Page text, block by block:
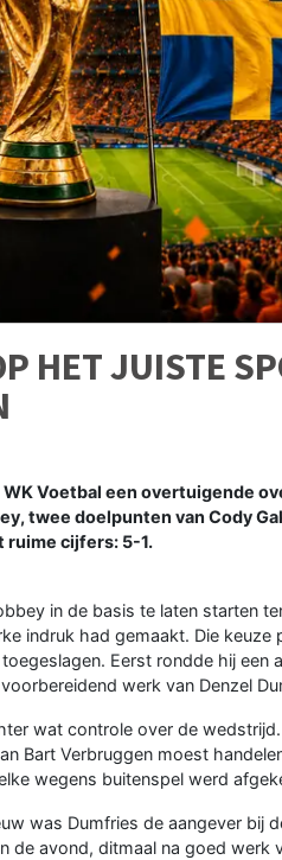
HET JUISTE
Voetbal een overtuigende
twee doelpunten van Cody
ruime cijfers: 5-1.
in de basis te laten starten
indruk had gemaakt. Die keuze
Eerst rondde hij een
werk van Denzel
wat controle over de
Bart Verbruggen moest
wegens buitenspel werd
was Dumfries de aangever bij
de avond, ditmaal na goed werk